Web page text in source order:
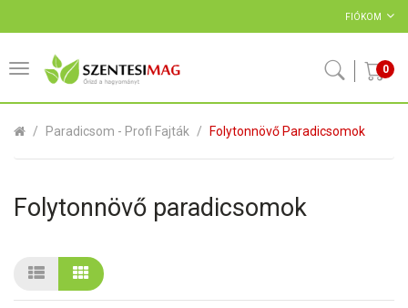
FIÓKOM
0
Paradicsom - Profi Fajták Folytonnövő Paradicsomok
Folytonnövő paradicsomok